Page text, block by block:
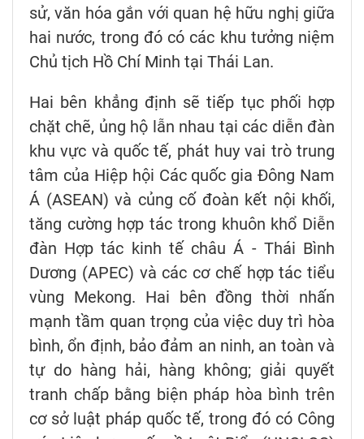
sử, văn hóa gắn với quan hệ hữu nghị giữa
hai nước, trong đó có các khu tưởng niệm
Chủ tịch Hồ Chí Minh tại Thái Lan.
Hai bên khẳng định sẽ tiếp tục phối hợp
chặt chẽ, ủng hộ lẫn nhau tại các diễn đàn
khu vực và quốc tế, phát huy vai trò trung
tâm của Hiệp hội Các quốc gia Đông Nam
Á (ASEAN) và củng cố đoàn kết nội khối,
tăng cường hợp tác trong khuôn khổ Diễn
đàn Hợp tác kinh tế châu Á - Thái Bình
Dương (APEC) và các cơ chế hợp tác tiểu
vùng Mekong. Hai bên đồng thời nhấn
mạnh tầm quan trọng của việc duy trì hòa
bình, ổn định, bảo đảm an ninh, an toàn và
tự do hàng hải, hàng không; giải quyết
tranh chấp bằng biện pháp hòa bình trên
cơ sở luật pháp quốc tế, trong đó có Công